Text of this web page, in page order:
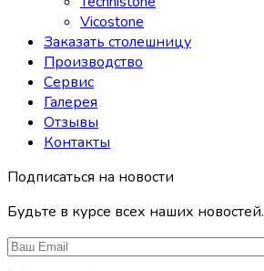
Vicostone
Заказать столешницу
Производство
Сервис
Галерея
Отзывы
Контакты
Подписаться на новости
Будьте в курсе всех наших новостей.